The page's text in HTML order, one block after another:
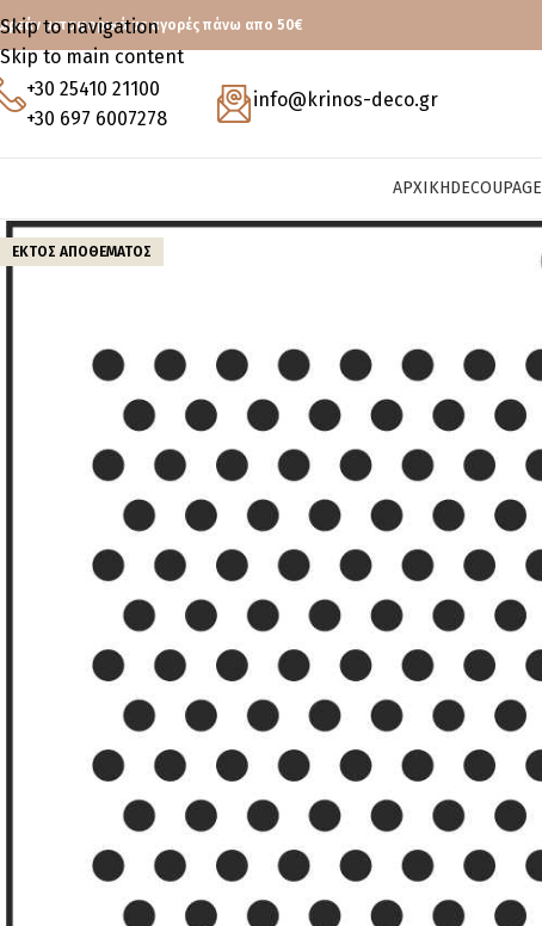
Skip to navigation
Skip to main content
μεταφορικά με αγορές πάνω απο 50€
+30 25410 21100
+30 697 6007278
info@krinos-deco.gr
ΑΡΧΙΚΉDECOUPAGE
ΕΚΤΌΣ ΑΠΟΘΈΜΑΤΟΣ